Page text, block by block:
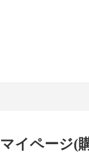
マイページ(